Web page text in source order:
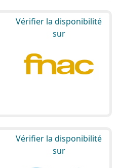
Vérifier la disponibilité
sur
Vérifier la disponibilité
sur